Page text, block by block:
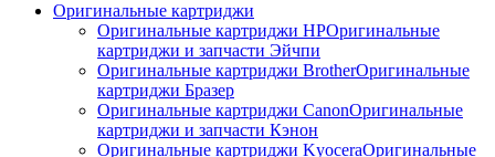
Оригинальные картриджи
Оригинальные картриджи HPОригинальные
картриджи и запчасти Эйчпи
Оригинальные картриджи BrotherОригинальные
картриджи Бразер
Оригинальные картриджи CanonОригинальные
картриджи и запчасти Кэнон
Оригинальные картриджи KyoceraОригинальные